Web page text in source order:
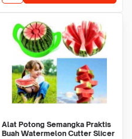
Alat Potong Semangka Praktis
Buah Watermelon Cutter Slicer